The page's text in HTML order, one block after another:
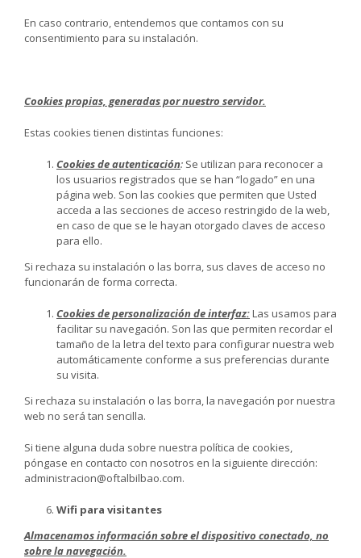
En caso contrario, entendemos que contamos con su
consentimiento para su instalación.
Cookies propias, generadas por nuestro servidor.
Estas cookies tienen distintas funciones:
Cookies de autenticación: Se utilizan para reconocer a
los usuarios registrados que se han “logado” en una
página web. Son las cookies que permiten que Usted
acceda a las secciones de acceso restringido de la web,
en caso de que se le hayan otorgado claves de acceso
para ello.
Si rechaza su instalación o las borra, sus claves de acceso no
funcionarán de forma correcta.
Cookies de personalización de interfaz:Las usamos para
facilitar su navegación. Son las que permiten recordar el
tamaño de la letra del texto para configurar nuestra web
automáticamente conforme a sus preferencias durante
su visita.
Si rechaza su instalación o las borra, la navegación por nuestra
web no será tan sencilla.
Si tiene alguna duda sobre nuestra política de cookies,
póngase en contacto con nosotros en la siguiente dirección:
administracion@oftalbilbao.com.
Wifi para visitantes
Almacenamos información sobre el dispositivo conectado, no
sobre la navegación.